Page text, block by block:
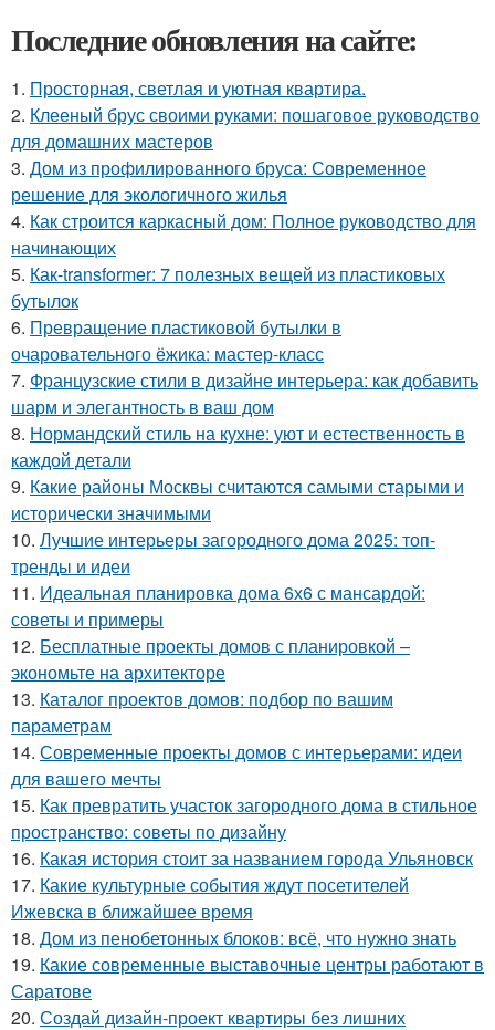
Последние обновления на сайте:
1. Просторная, светлая и уютная квартира.
2. Клееный брус своими руками: пошаговое руководство
для домашних мастеров
3. Дом из профилированного бруса: Современное
решение для экологичного жилья
4. Как строится каркасный дом: Полное руководство для
начинающих
5. Как-transformer: 7 полезных вещей из пластиковых
бутылок
6. Превращение пластиковой бутылки в
очаровательного ёжика: мастер-класс
7. Французские стили в дизайне интерьера: как добавить
шарм и элегантность в ваш дом
8. Нормандский стиль на кухне: уют и естественность в
каждой детали
9. Какие районы Москвы считаются самыми старыми и
исторически значимыми
10. Лучшие интерьеры загородного дома 2025: топ-
тренды и идеи
11. Идеальная планировка дома 6х6 с мансардой:
советы и примеры
12. Бесплатные проекты домов с планировкой –
экономьте на архитекторе
13. Каталог проектов домов: подбор по вашим
параметрам
14. Современные проекты домов с интерьерами: идеи
для вашего мечты
15. Как превратить участок загородного дома в стильное
пространство: советы по дизайну
16. Какая история стоит за названием города Ульяновск
17. Какие культурные события ждут посетителей
Ижевска в ближайшее время
18. Дом из пенобетонных блоков: всё, что нужно знать
19. Какие современные выставочные центры работают в
Саратове
20. Создай дизайн-проект квартиры без лишних